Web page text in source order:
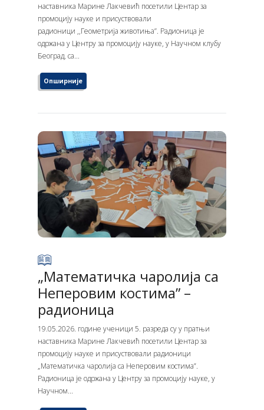
наставника Марине Лакчевић посетили Центар за
промоцију науке и присуствовали
радионици ,,Геометрија животиња’’. Радионица је
одржана у Центру за промоцију науке, у Научном клубу
Београд, са...
Опширније
„Математичка чаролија са
Неперовим костима” –
радионицa
19.05.2026. године ученици 5. разреда су у пратњи
наставника Марине Лакчевић посетили Центар за
промоцију науке и присуствовали радионици
„Математичка чаролија са Неперовим костима”.
Радионица је одржана у Центру за промоцију науке, у
Научном...